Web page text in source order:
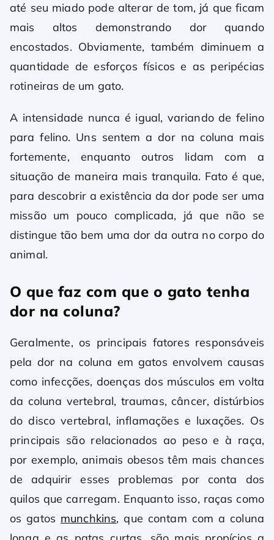
até seu miado pode alterar de tom, já que ficam
mais altos demonstrando dor quando
encostados. Obviamente, também diminuem a
quantidade de esforços físicos e as peripécias
rotineiras de um gato.
A intensidade nunca é igual, variando de felino
para felino. Uns sentem a dor na coluna mais
fortemente, enquanto outros lidam com a
situação de maneira mais tranquila. Fato é que,
para descobrir a existência da dor pode ser uma
missão um pouco complicada, já que não se
distingue tão bem uma dor da outra no corpo do
animal.
O que faz com que o gato tenha
dor na coluna?
Geralmente, os principais fatores responsáveis
pela dor na coluna em gatos envolvem causas
como infecções, doenças dos músculos em volta
da coluna vertebral, traumas, câncer, distúrbios
do disco vertebral, inflamações e luxações. Os
principais são relacionados ao peso e à raça,
por exemplo, animais obesos têm mais chances
de adquirir esses problemas por conta dos
quilos que carregam. Enquanto isso, raças como
os gatos munchkins, que contam com a coluna